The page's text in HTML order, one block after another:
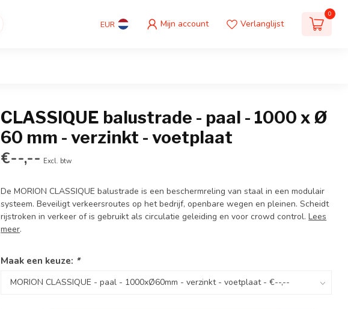
EUR Mijn account Verlanglijst
0
CLASSIQUE balustrade - paal - 1000 x Ø
60 mm - verzinkt - voetplaat
€--,-- Excl. btw
De MORION CLASSIQUE balustrade is een beschermreling van staal in een modulair
systeem. Beveiligt verkeersroutes op het bedrijf, openbare wegen en pleinen. Scheidt
rijstroken in verkeer of is gebruikt als circulatie geleiding en voor crowd control.Lees
meer.
Maak een keuze: *